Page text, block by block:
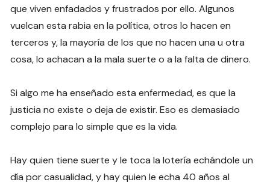
que viven enfadados y frustrados por ello. Algunos
vuelcan esta rabia en la política, otros lo hacen en
terceros y, la mayoría de los que no hacen una u otra
cosa, lo achacan a la mala suerte o a la falta de dinero.
Si algo me ha enseñado esta enfermedad, es que la
justicia no existe o deja de existir. Eso es demasiado
complejo para lo simple que es la vida.
Hay quien tiene suerte y le toca la lotería echándole un
día por casualidad, y hay quien le echa 40 años al